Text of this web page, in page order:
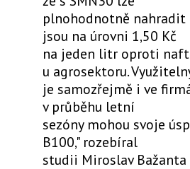
plnohodnotně nahradit
jsou na úrovni 1,50 Kč
na jeden litr oproti
u agrosektoru.
je samozřejmě i ve
v průběhu letní
sezóny mohou svoje
B100," rozebíral
studii Miroslav Bažanta